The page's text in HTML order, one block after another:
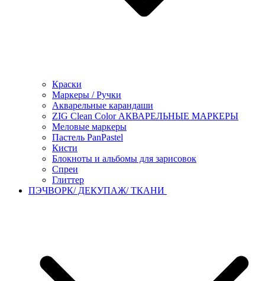
Краски
Маркеры / Ручки
Акварельные карандаши
ZIG Clean Color АКВАРЕЛЬНЫЕ МАРКЕРЫ
Меловые маркеры
Пастель PanPastel
Кисти
Блокноты и альбомы для зарисовок
Спреи
Глиттер
ПЭЧВОРК/ ДЕКУПАЖ/ ТКАНИ